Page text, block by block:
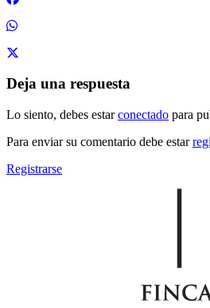
Deja una respuesta
Lo siento, debes estarconectado para
Para enviar su comentario debe estar
Registrarse